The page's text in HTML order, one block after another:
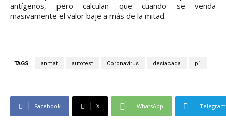
antígenos, pero calculan que cuando se venda
masivamente el valor baje a más de la mitad.
TAGS anmat autotest Coronavirus destacada p1
Facebook X WhatsApp Telegram